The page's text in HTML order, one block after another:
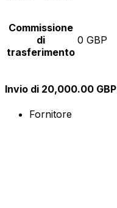
Commissione
di
trasferimento
0 GBP
Invio di 20,000.00 GBP
Fornitore